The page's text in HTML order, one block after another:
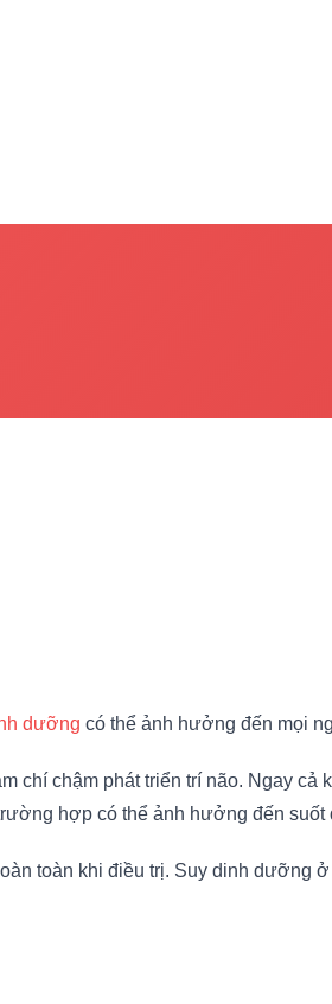
dưỡng có thể ảnh hưởng đến mọi
chí chậm phát triển trí não. Ngay
hợp có thể ảnh hưởng đến suốt
toàn khi điều trị. Suy dinh dưỡng